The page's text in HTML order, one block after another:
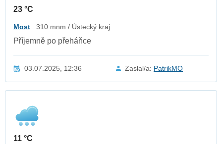
23 °C
Most 310 mnm / Ústecký kraj
Příjemně po přeháňce
03.07.2025, 12:36 Zaslal/a: PatrikMO
11 °C